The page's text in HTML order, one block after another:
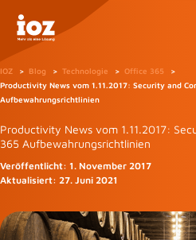
Inhalt
springen
IOZ Blog Technologie
Office 365
Productivity News vom 1.11.2017: Security and
Aufbewahrungsrichtlinien
Productivity News vom 1.11.2017:
365 Aufbewahrungsrichtlinien
Veröffentlicht: 1. November 2017
Aktualisiert: 27. Juni 2021